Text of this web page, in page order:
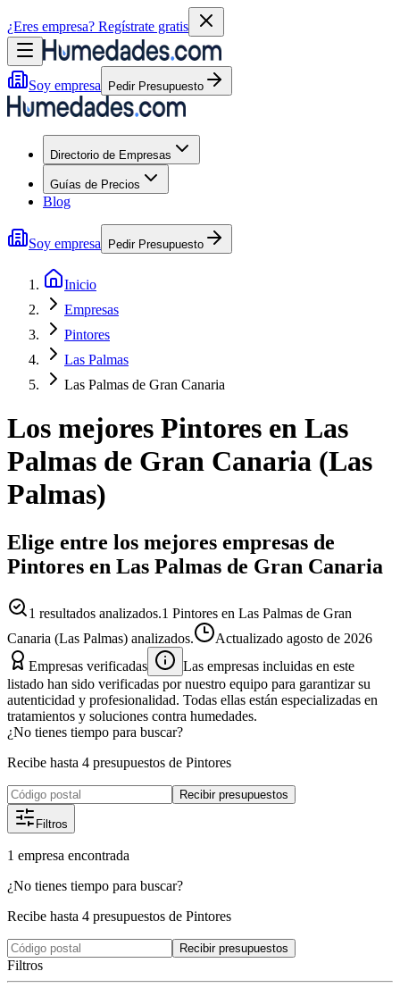
¿Eres empresa? Regístrate gratis
Soy empresa Pedir Presupuesto
Directorio de Empresas
Guías de Precios
Blog
Soy empresa Pedir Presupuesto
Inicio
Empresas
Pintores
Las Palmas
Las Palmas de Gran Canaria
Los mejores Pintores en Las
Palmas de Gran Canaria (Las
Palmas)
Elige entre los mejores empresas de
Pintores en Las Palmas de Gran Canaria
1 resultados analizados.1 Pintores en Las Palmas de Gran
Canaria (Las Palmas) analizados.
Actualizado agosto de 2026
Empresas verificadas
Las empresas incluidas en este
listado han sido verificadas por nuestro equipo para garantizar su
autenticidad y profesionalidad. Todas ellas están especializadas en
tratamientos y soluciones contra humedades.
¿No tienes tiempo para buscar?
Recibe hasta 4 presupuestos de Pintores
Recibir presupuestos
Filtros
1 empresa encontrada
¿No tienes tiempo para buscar?
Recibe hasta 4 presupuestos de Pintores
Recibir presupuestos
Filtros